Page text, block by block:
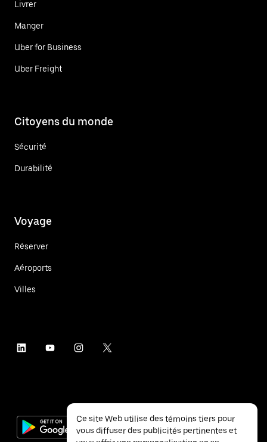
Livrer
Manger
Uber for Business
Uber Freight
Citoyens du monde
Sécurité
Durabilité
Voyage
Réserver
Aéroports
Villes
Ce site Web utilise des témoins tiers pour
vous diffuser des publicités pertinentes et